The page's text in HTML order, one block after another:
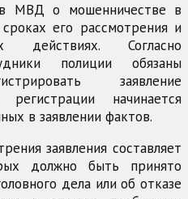
в МВД о мошенничестве в
его рассмотрения и
действиях. Согласно
полиции обязаны
заявление
начинается
в заявлении фактов.
заявления составляет
должно быть принято
дела или об отказе